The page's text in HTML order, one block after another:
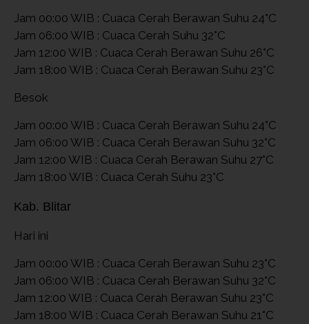
Jam 00:00 WIB : Cuaca Cerah Berawan Suhu 24°C
Jam 06:00 WIB : Cuaca Cerah Suhu 32°C
Jam 12:00 WIB : Cuaca Cerah Berawan Suhu 26°C
Jam 18:00 WIB : Cuaca Cerah Berawan Suhu 23°C
Besok
Jam 00:00 WIB : Cuaca Cerah Berawan Suhu 24°C
Jam 06:00 WIB : Cuaca Cerah Berawan Suhu 32°C
Jam 12:00 WIB : Cuaca Cerah Berawan Suhu 27°C
Jam 18:00 WIB : Cuaca Cerah Suhu 23°C
Kab. Blitar
Hari ini
Jam 00:00 WIB : Cuaca Cerah Berawan Suhu 23°C
Jam 06:00 WIB : Cuaca Cerah Berawan Suhu 32°C
Jam 12:00 WIB : Cuaca Cerah Berawan Suhu 23°C
Jam 18:00 WIB : Cuaca Cerah Berawan Suhu 21°C